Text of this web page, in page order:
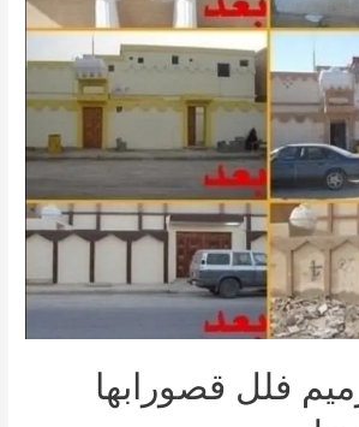
فلل قصورابها